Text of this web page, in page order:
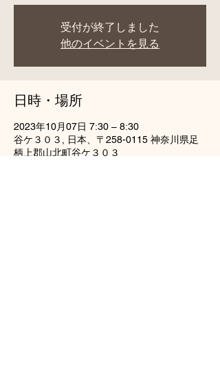
受付が終了しました
他のイベントを見る
日時・場所
2023年10月07日 7:30 – 8:30
谷ケ３０３, 日本、〒258-0115 神奈川県足
柄上郡山北町谷ケ３０３